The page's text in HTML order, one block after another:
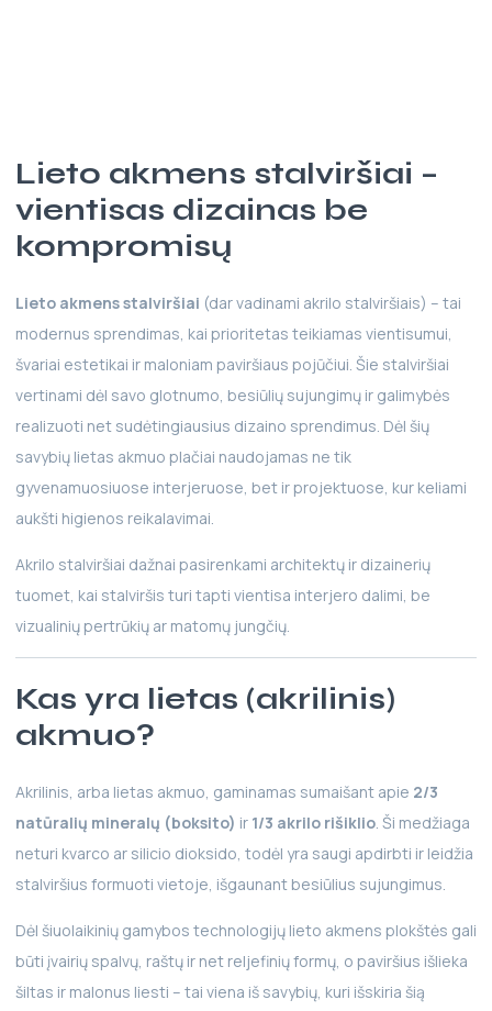
Lieto akmens stalviršiai –
vientisas dizainas be
kompromisų
Lieto akmens stalviršiai (dar vadinami akrilo stalviršiais) – tai
modernus sprendimas, kai prioritetas teikiamas vientisumui,
švariai estetikai ir maloniam paviršiaus pojūčiui. Šie stalviršiai
vertinami dėl savo glotnumo, besiūlių sujungimų ir galimybės
realizuoti net sudėtingiausius dizaino sprendimus. Dėl šių
savybių lietas akmuo plačiai naudojamas ne tik
gyvenamuosiuose interjeruose, bet ir projektuose, kur keliami
aukšti higienos reikalavimai.
Akrilo stalviršiai dažnai pasirenkami architektų ir dizainerių
tuomet, kai stalviršis turi tapti vientisa interjero dalimi, be
vizualinių pertrūkių ar matomų jungčių.
Kas yra lietas (akrilinis)
akmuo?
Akrilinis, arba lietas akmuo, gaminamas sumaišant apie 2/3
natūralių mineralų (boksito) ir 1/3 akrilo rišiklio. Ši medžiaga
neturi kvarco ar silicio dioksido, todėl yra saugi apdirbti ir leidžia
stalviršius formuoti vietoje, išgaunant besiūlius sujungimus.
Dėl šiuolaikinių gamybos technologijų lieto akmens plokštės gali
būti įvairių spalvų, raštų ir net reljefinių formų, o paviršius išlieka
šiltas ir malonus liesti – tai viena iš savybių, kuri išskiria šią